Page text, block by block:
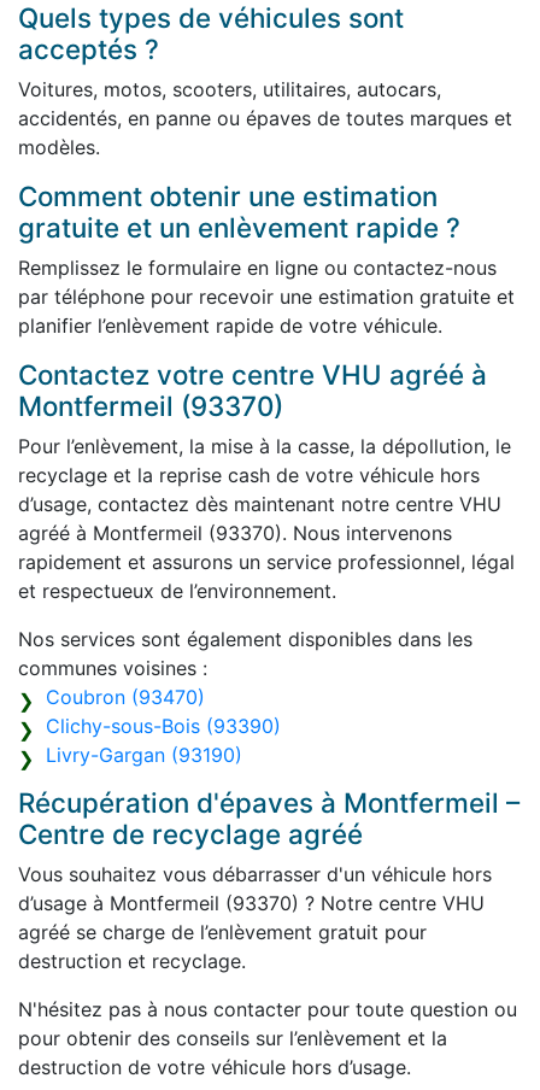
Quels types de véhicules sont
acceptés ?
Voitures, motos, scooters, utilitaires, autocars,
accidentés, en panne ou épaves de toutes marques et
modèles.
Comment obtenir une estimation
gratuite et un enlèvement rapide ?
Remplissez le formulaire en ligne ou contactez-nous
par téléphone pour recevoir une estimation gratuite et
planifier l’enlèvement rapide de votre véhicule.
Contactez votre centre VHU agréé à
Montfermeil (93370)
Pour l’enlèvement, la mise à la casse, la dépollution, le
recyclage et la reprise cash de votre véhicule hors
d’usage, contactez dès maintenant notre centre VHU
agréé à Montfermeil (93370). Nous intervenons
rapidement et assurons un service professionnel, légal
et respectueux de l’environnement.
Nos services sont également disponibles dans les
communes voisines :
Coubron (93470)
Clichy-sous-Bois (93390)
Livry-Gargan (93190)
Récupération d'épaves à Montfermeil –
Centre de recyclage agréé
Vous souhaitez vous débarrasser d'un véhicule hors
d’usage à Montfermeil (93370) ? Notre centre VHU
agréé se charge de l’enlèvement gratuit pour
destruction et recyclage.
N'hésitez pas à nous contacter pour toute question ou
pour obtenir des conseils sur l’enlèvement et la
destruction de votre véhicule hors d’usage.